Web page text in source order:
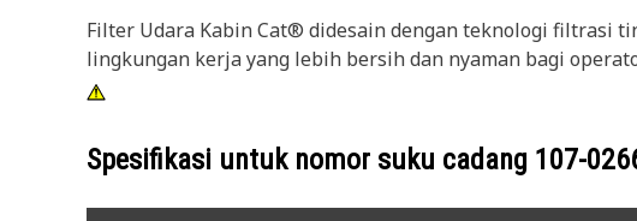
Filter Udara Kabin Cat® didesain dengan teknologi filtrasi
lingkungan kerja yang lebih bersih dan nyaman bagi
Spesifikasi untuk nomor suku cadang 107-